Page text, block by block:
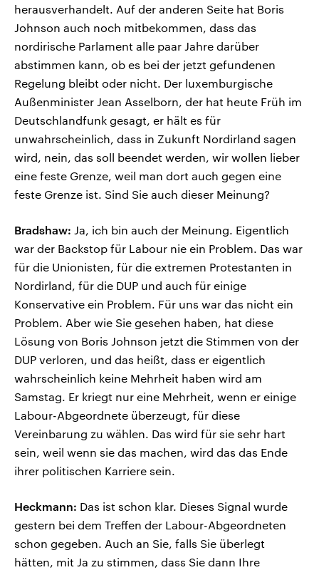
herausverhandelt. Auf der anderen Seite hat Boris
Johnson auch noch mitbekommen, dass das
nordirische Parlament alle paar Jahre darüber
abstimmen kann, ob es bei der jetzt gefundenen
Regelung bleibt oder nicht. Der luxemburgische
Außenminister Jean Asselborn, der hat heute Früh im
Deutschlandfunk gesagt, er hält es für
unwahrscheinlich, dass in Zukunft Nordirland sagen
wird, nein, das soll beendet werden, wir wollen lieber
eine feste Grenze, weil man dort auch gegen eine
feste Grenze ist. Sind Sie auch dieser Meinung?
Bradshaw: Ja, ich bin auch der Meinung. Eigentlich
war der Backstop für Labour nie ein Problem. Das war
für die Unionisten, für die extremen Protestanten in
Nordirland, für die DUP und auch für einige
Konservative ein Problem. Für uns war das nicht ein
Problem. Aber wie Sie gesehen haben, hat diese
Lösung von Boris Johnson jetzt die Stimmen von der
DUP verloren, und das heißt, dass er eigentlich
wahrscheinlich keine Mehrheit haben wird am
Samstag. Er kriegt nur eine Mehrheit, wenn er einige
Labour-Abgeordnete überzeugt, für diese
Vereinbarung zu wählen. Das wird für sie sehr hart
sein, weil wenn sie das machen, wird das das Ende
ihrer politischen Karriere sein.
Heckmann: Das ist schon klar. Dieses Signal wurde
gestern bei dem Treffen der Labour-Abgeordneten
schon gegeben. Auch an Sie, falls Sie überlegt
hätten, mit Ja zu stimmen, dass Sie dann Ihre